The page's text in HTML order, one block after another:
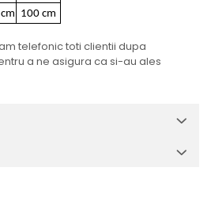
100 cm
telefonic toti clientii dupa
a ne asigura ca si-au ales